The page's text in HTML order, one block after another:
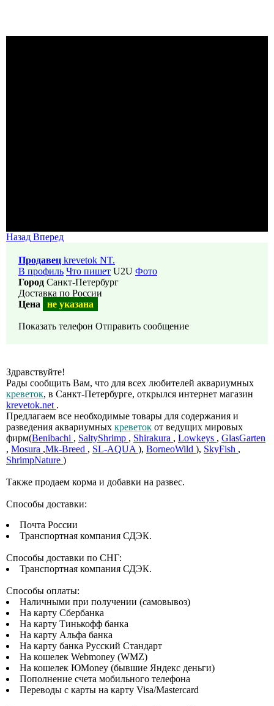
Назад Вперед
Продавец krevetok NT.
В профиль Что пишет U2U Фото
Город Санкт-Петербург
Доставка по России
Цена
не указана
Показать телефон Отправить сообщение
Здравствуйте!
Рады сообщить Вам, что для всех любителей аквариумных
креветок, в Санкт-Петербурге, открылся интернет магазин
krevetok.net .
Предлагаем все необходимые товары для содержания и
разведения аквариумных креветок от ведущих мировых
фирм(Benibachi , SaltyShrimp , Shirakura , Lowkeys , GlasGarten
, Mosura ,Mk-Breed , SL-AQUA ), BorneoWild ), SkyFish ,
ShrimpNature )
Также продаем корма и добавки на развес.
Способы доставки:
Почта России
Транспортная компания СДЭК.
Способы доставки по СНГ:
Транспортная компания СДЭК.
Способы оплаты:
Наличными при получении (самовывоз)
На карту Сбербанка
На карту Тинькофф банка
На карту Альфа банка
На карту банка Русский Стандарт
На кошелек Webmoney (WMZ)
На кошелек ЮMoney (бывшие Яндекс деньги)
Пополнение счета мобильного телефона
Переводы с карты на карту Visa/Mastercard